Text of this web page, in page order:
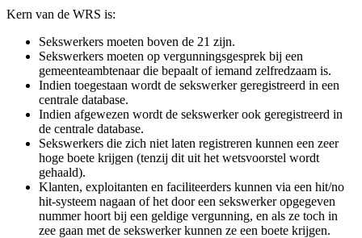
Kern van de WRS is:
Sekswerkers moeten boven de 21 zijn.
Sekswerkers moeten op vergunningsgesprek bij een
gemeenteambtenaar die bepaalt of iemand zelfredzaam is.
Indien toegestaan wordt de sekswerker geregistreerd in een
centrale database.
Indien afgewezen wordt de sekswerker ook geregistreerd in
de centrale database.
Sekswerkers die zich niet laten registreren kunnen een zeer
hoge boete krijgen (tenzij dit uit het wetsvoorstel wordt
gehaald).
Klanten, exploitanten en faciliteerders kunnen via een hit/no
hit-systeem nagaan of het door een sekswerker opgegeven
nummer hoort bij een geldige vergunning, en als ze toch in
zee gaan met de sekswerker kunnen ze een boete krijgen.